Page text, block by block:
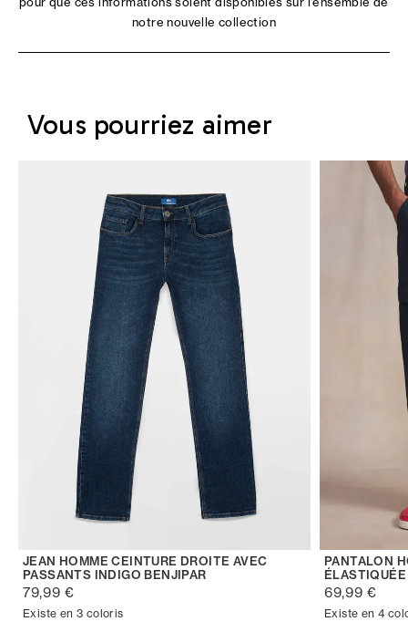
notre nouvelle collection
Vous pourriez aimer
JEAN HOMME CEINTURE DROITE AVEC
PASSANTS INDIGO BENJIPAR
79,99 €
Existe en 3 coloris
PANTALON
69,99 €
Existe en 4